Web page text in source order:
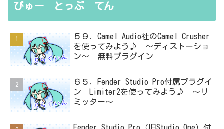
びゅー とっぷ てん
５９．Camel Audio社のCamel Crusher
を使ってみよう♪ ～ディストーショ
ン～ 無料プラグイン
６５．Fender Studio Pro付属プラグイ
ン Limiter2を使ってみよう♪ ～リ
ミッター～
Fender Studio Pro（旧Studio One）付